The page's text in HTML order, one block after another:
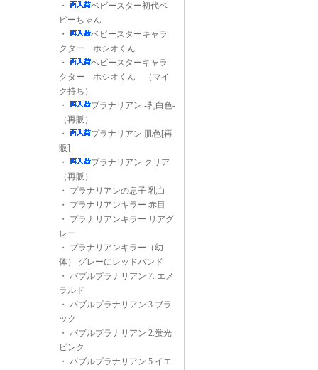
・
ベビースター初代ベ
ビーちゃん
・
ベビースターキャラ
クター ホシオくん
・
ベビースターキャラ
クター ホシオくん （マイ
ク持ち）
・
プラナリアン -乳白色-
（再販）
・
プラナリアン 肌色[再
販]
・
プラナリアン クリア
（再販）
・ プラナリアンの息子 乳白
・ プラナリアンキラー 赤目
・ プラナリアンキラー リアグ
レー
・ プラナリアンキラー（幼
体） グレーにレッドバンド
・ バブルプラナリアン 7. エメ
ラルド
・ バブルプラナリアン 3.ブラ
ック
・ バブルプラナリアン 2.蛍光
ピンク
・ バブルプラナリアン 5.イエ